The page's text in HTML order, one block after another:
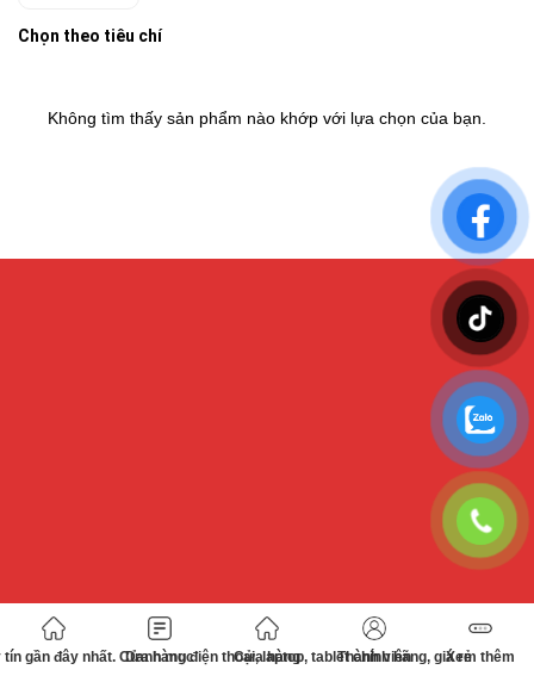
gần đây nhất. Cửa hàng điện thoại, laptop, tablet chính hãng, giá rẻ
Danh mục Cửa hàng Thành viên Xem thêm
Chọn theo tiêu chí
Không tìm thấy sản phẩm nào khớp với lựa chọn của bạn.